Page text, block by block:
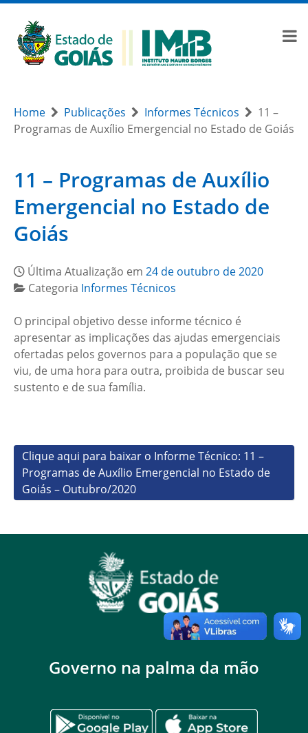
Home Publicações Informes Técnicos
11 –
Programas de Auxílio Emergencial no Estado de Goiás
11 – Programas de Auxílio
Emergencial no Estado de
Goiás
Última Atualização em 24 de outubro de 2020
Categoria Informes Técnicos
O principal objetivo desse informe técnico é
apresentar as implicações das ajudas emergenciais
ofertadas pelos governos para a população que se
viu, de uma hora para outra, proibida de buscar seu
sustento e de sua família.
Clique aqui para baixar o Informe Técnico: 11 –
Programas de Auxílio Emergencial no Estado de
Goiás – Outubro/2020
Governo na palma da mão